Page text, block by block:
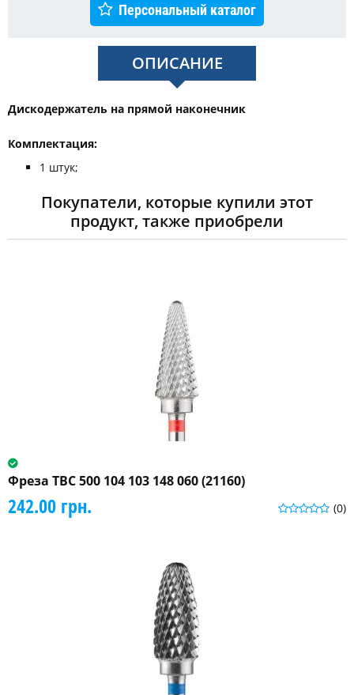
Персональный каталог
ОПИСАНИЕ
Дискодержатель на прямой наконечник
Комплектация:
1 штук;
Покупатели, которые купили этот
продукт, также приобрели
Фреза ТВС 500 104 103 148 060 (21160)
(0)
242.00 грн.